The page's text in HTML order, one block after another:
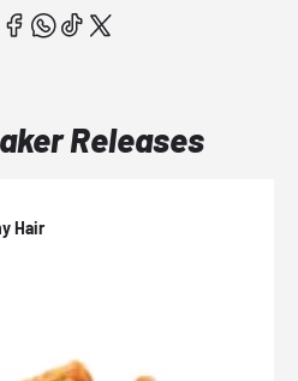
Releases
Hair